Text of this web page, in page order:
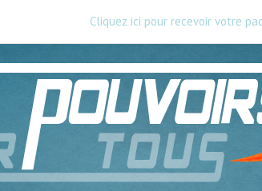
Cliquez ici pour recevoir votre